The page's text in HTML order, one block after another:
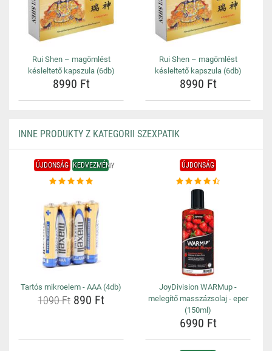
Rui Shen – magömlést
késleltető kapszula (6db)
8990 Ft
Rui Shen – magömlést
késleltető kapszula (6db)
8990 Ft
INNE PRODUKTY Z KATEGORII SZEXPATIK
ÚJDONSÁG KEDVEZMÉNY
Tartós mikroelem - AAA (4db)
1090 Ft 890 Ft
ÚJDONSÁG
JoyDivision WARMup -
melegítő masszázsolaj - eper
(150ml)
6990 Ft